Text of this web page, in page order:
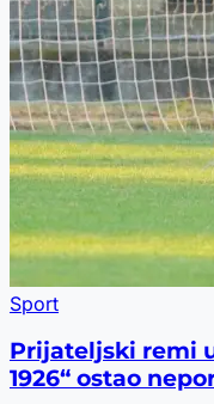
Sport
Prijateljski remi
1926“ ostao